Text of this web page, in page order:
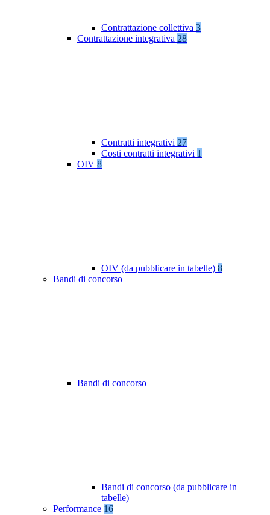
Contrattazione collettiva 3
Contrattazione integrativa 28
Contratti integrativi 27
Costi contratti integrativi 1
OIV 8
OIV (da pubblicare in tabelle) 8
Bandi di concorso
Bandi di concorso
Bandi di concorso (da pubblicare in
tabelle)
Performance 16